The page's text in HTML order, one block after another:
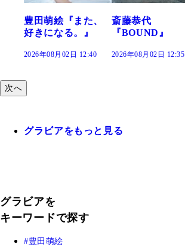
斎藤恭代
『BOUND』
2026年08月02日 12:35
咲田ゆな
『Sunflower』
2026年08月02日 12:30
次へ
グラビアをもっと見る
グラビアを
キーワードで探す
豊田萌絵